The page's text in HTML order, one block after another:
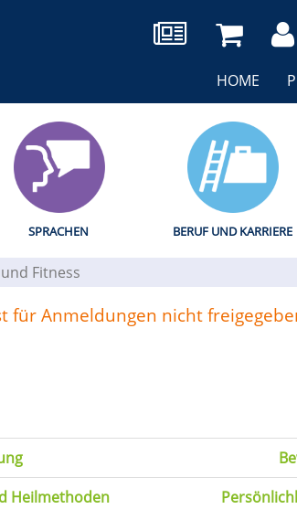
HOME
SPRACHEN BERUF UND KARRIERE
Fitness
für Anmeldungen nicht
Heilmethoden